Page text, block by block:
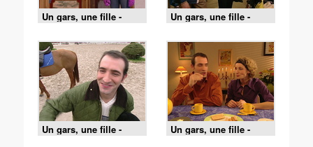
Un gars, une fille -
S3E78 - Aux Menuires
(2)
Un gars, une fille -
S3E77 - Aux Menuires
(1)
Un gars, une fille -
S3E98 - À cheval
Un gars, une fille -
S3E81 - Chez la belle-